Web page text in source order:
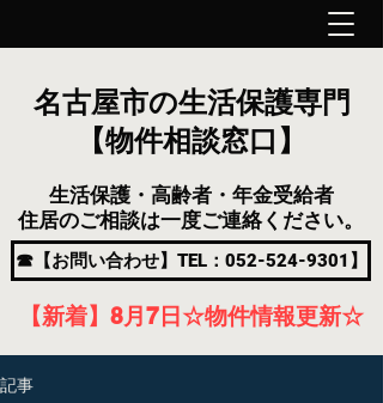
名古屋市の生活保護専門
【物件相談窓口】
生活保護・高齢者・年金受給者
住居のご相談は一度ご連絡ください。
☎【お問い合わせ】TEL：052-524-9301】
【新着】8月7 日 ☆物件情報更新☆
記事